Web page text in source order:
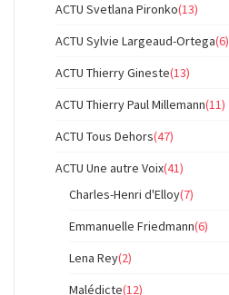
ACTU Svetlana Pironko(13)
ACTU Sylvie Largeaud-Ortega(6)
ACTU Thierry Gineste(13)
ACTU Thierry Paul Millemann(11)
ACTU Tous Dehors(47)
ACTU Une autre Voix(41)
Charles-Henri d'Elloy(7)
Emmanuelle Friedmann(6)
Lena Rey(2)
Malédicte(12)